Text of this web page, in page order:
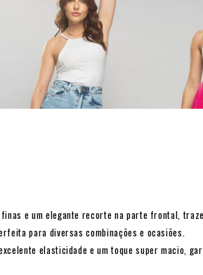
e um elegante recorte na parte frontal,
para diversas combinações e ocasiões.
elasticidade e um toque super macio,